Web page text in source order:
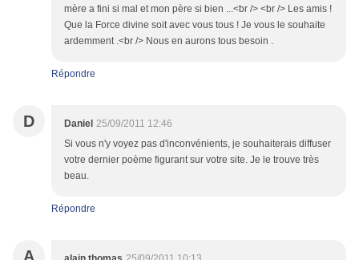
mère a fini si mal et mon père si bien ...<br /> <br /> Les amis !
Que la Force divine soit avec vous tous ! Je vous le souhaite
ardemment .<br /> Nous en aurons tous besoin .
Répondre
D Daniel 25/09/2011 12:46
Si vous n'y voyez pas d'inconvénients, je souhaiterais diffuser
votre dernier poème figurant sur votre site. Je le trouve très
beau.
Répondre
A